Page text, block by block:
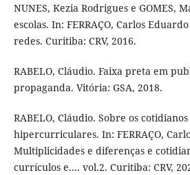
NUNES, Kezia Rodrigues e GOMES,
escolas. In: FERRAÇO, Carlos
redes. Curitiba: CRV, 2016.
RABELO, Cláudio. Faixa preta em
propaganda. Vitória: GSA, 2018.
RABELO, Cláudio. Sobre os
hipercurriculares. In: FERRAÇO,
Multiplicidades e diferenças e
currículos e.... vol.2. Curitiba: CRV,